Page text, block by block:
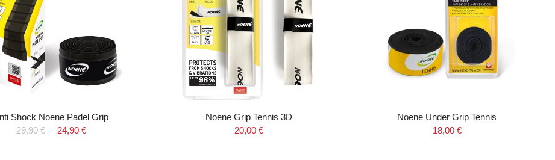
Shock Noene Padel Grip
29,90 €
24,90 €
Noene Grip Tennis 3D
20,00 €
Noene Under Grip Tennis
18,00 €